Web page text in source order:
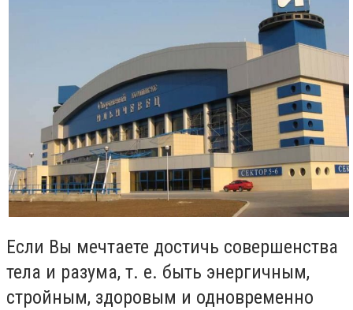
Если Вы мечтаете достичь совершенства
тела и разума, т. е. быть энергичным,
стройным, здоровым и одновременно